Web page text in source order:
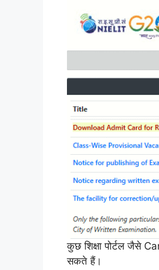
कुछ शिक्षा पोर्टल
सकते हैं।